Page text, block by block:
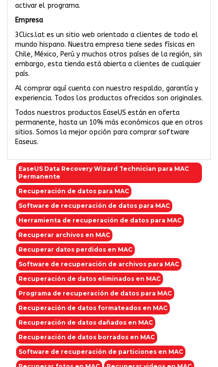
activar el programa.
Empresa
3Clics.lat es un sitio web orientado a clientes de todo el
mundo hispano. Nuestra empresa tiene sedes físicas en
Chile, México, Perú y muchos otros países de la región, sin
embargo, esta tienda está abierta a clientes de cualquier
país.
Al comprar aquí cuenta con nuestro respaldo, garantía y
experiencia. Todos los productos ofrecidos son originales.
Todos nuestros productos EaseUS están en oferta
permanente, hasta un 10% más económicos que en otros
sitios. Somos la mejor opción para comprar software
Easeus.
EaseUS Data Recovery Wizard Technician para MAC
Permanente
Recuperación de datos para MAC
Software de recuperación de datos para MAC
Herramienta de recuperación de datos para MAC
Recuperar archivos en MAC
Recuperar datos perdidos en MAC
Software de recuperación de archivos para MAC
Recuperación de datos eliminados en MAC
Programa de recuperación de datos para MAC
Recuperación de datos formateados en MAC
Recuperación de datos dañados en MAC
Recuperación de datos borrados en MAC
Software de recuperación de particiones en MAC